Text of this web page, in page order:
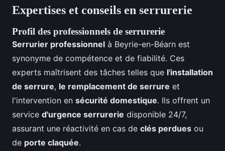
Expertises et conseils en serrurerie
Profil des professionnels de serrurerie
Serrurier professionnel à Beyrie-en-Béarn est
synonyme de compétence et de fiabilité. Ces
experts maîtrisent des tâches telles que l'installation
de serrure, le remplacement de serrure et
l'intervention en sécurité domestique. Ils offrent un
service d'urgence serrurerie disponible 24/7,
assurant une réactivité en cas de clés perdues ou
de porte claquée.